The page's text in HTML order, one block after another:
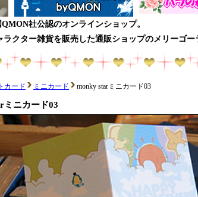
社公認のオンラインショップ。
クター雑貨を販売した通販ショップのメリーゴ
カード ミニカード monky starミニカード03
ミニカード03